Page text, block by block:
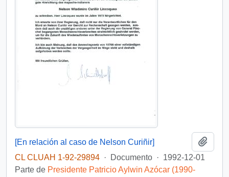
[En relación al caso de Nelson Curiñir]
CL CLUAH 1-92-29894 · Documento · 1992-12-01
Parte de Presidente Patricio Aylwin Azócar (1990-